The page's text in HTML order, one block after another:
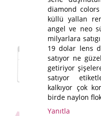
diamond
küllü yallan
angel ve neo
milyarlara
19 dolar lens
satıyor ne
getiriyor
satıyor
kalkıyor çok
birde naylon
Yanıtla